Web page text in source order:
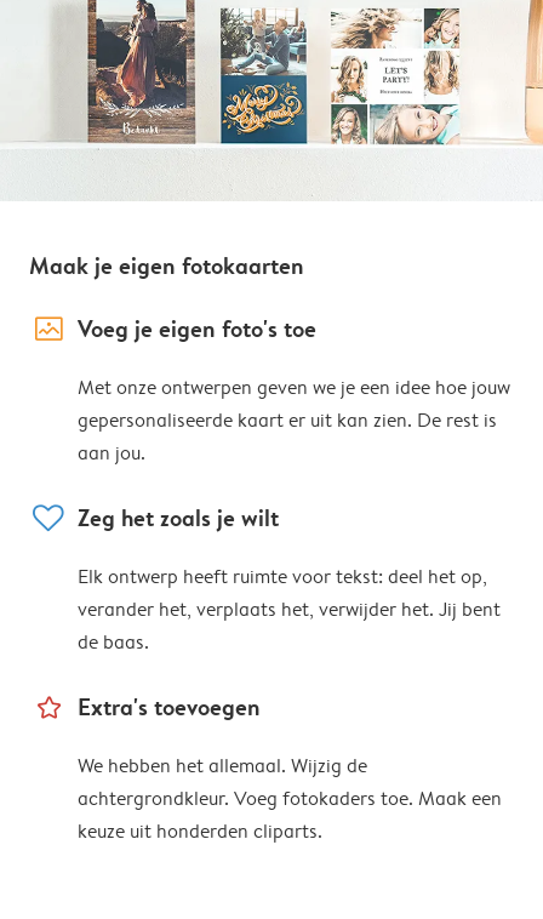
Maak je eigen fotokaarten
image_placeholder Voeg je eigen foto's toe
Met onze ontwerpen geven we je een idee hoe jouw
gepersonaliseerde kaart er uit kan zien. De rest is
aan jou.
heart Zeg het zoals je wilt
Elk ontwerp heeft ruimte voor tekst: deel het op,
verander het, verplaats het, verwijder het. Jij bent
de baas.
star_outline Extra's toevoegen
We hebben het allemaal. Wijzig de
achtergrondkleur. Voeg fotokaders toe. Maak een
keuze uit honderden cliparts.